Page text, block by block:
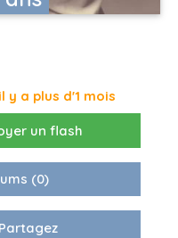
y a plus d'1 mois
un flash
(0)
Partagez